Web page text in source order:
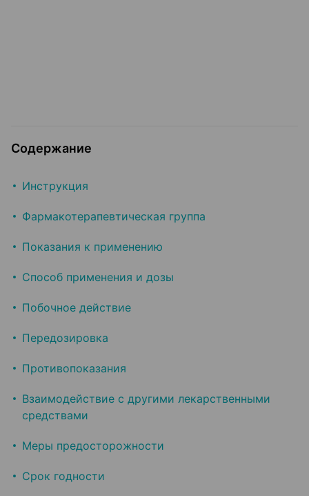
Содержание
Инструкция
Фармакотерапевтическая группа
Показания к применению
Способ применения и дозы
Побочное действие
Передозировка
Противопоказания
Взаимодействие с другими лекарственными
средствами
Меры предосторожности
Срок годности